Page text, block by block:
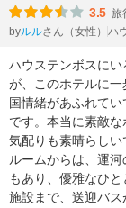
3.5 旅
byルルさん（女性） ハ
ハウステンボスに
が、このホテルに
国情緒があふれて
です。本当に素敵
気配りも素晴らし
ルームからは、運
もあり、優雅なひ
施設まで、送迎バ